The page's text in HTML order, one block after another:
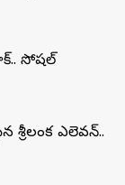
సోషల్
శ్రీలంక ఎలెవన్..